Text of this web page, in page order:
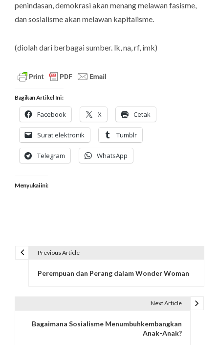
penindasan, demokrasi akan menang melawan fasisme,
dan sosialisme akan melawan kapitalisme.
(diolah dari berbagai sumber. lk, na, rf, imk)
Bagikan Artikel Ini :
Facebook X Cetak
Surat elektronik Tumblr
Telegram WhatsApp
Menyukai ini:
Previous Article
Perempuan dan Perang dalam Wonder Woman
Next Article
Bagaimana Sosialisme Menumbuhkembangkan
Anak-Anak?